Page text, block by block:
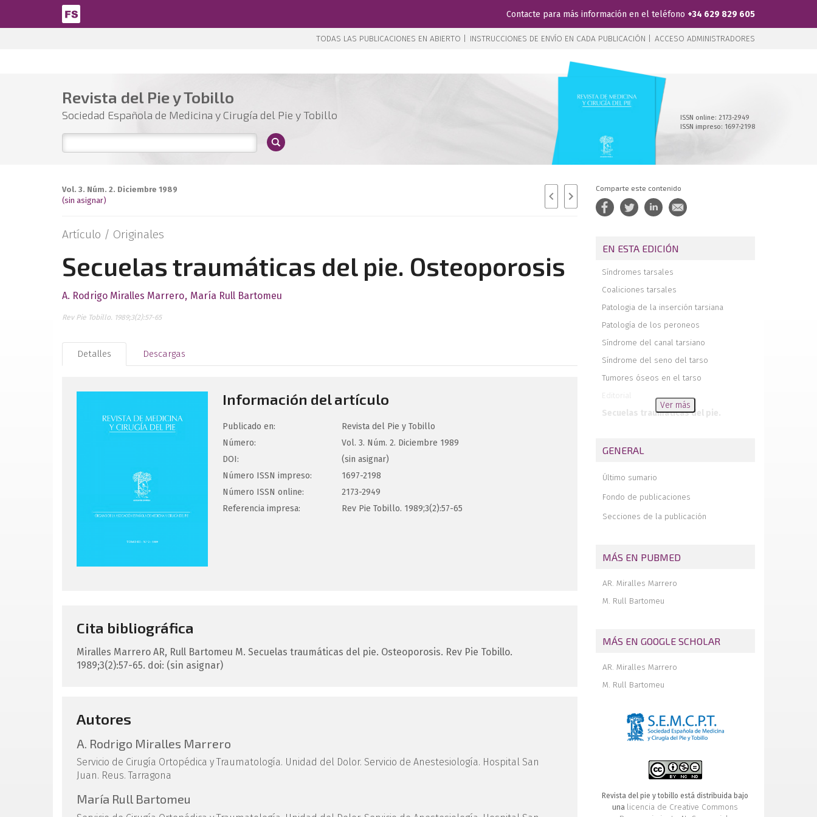
Pasar al contenido principal
Contacte para más información en el teléfono +34 629 829 605
TODAS LAS PUBLICACIONES EN ABIERTO | INSTRUCCIONES DE ENVÍO EN CADA PUBLICACIÓN | ACCESO ADMINISTRADORES
Revista del Pie y Tobillo
Sociedad Española de Medicina y Cirugía del Pie y Tobillo
ISSN online: 2173-2949
ISSN impreso: 1697-2198
Vol. 3. Núm. 2. Diciembre 1989
(sin asignar)
Artículo / Originales
Secuelas traumáticas del pie. Osteoporosis
A. Rodrigo Miralles Marrero María Rull Bartomeu
Rev Pie Tobillo. 1989;3(2):57-65
Detalles Descargas
Información del artículo
Publicado en:
Revista del Pie y Tobillo
Número:
Vol. 3. Núm. 2. Diciembre 1989
DOI:
(sin asignar)
Número ISSN impreso:
1697-2198
Número ISSN online:
2173-2949
Referencia impresa:
Rev Pie Tobillo. 1989;3(2):57-65
Cita bibliográfica
Miralles Marrero AR, Rull Bartomeu M. Secuelas traumáticas del pie. Osteoporosis. Rev Pie Tobillo.
1989;3(2):57-65. doi: (sin asignar)
Autores
A. Rodrigo Miralles Marrero
Servicio de Cirugía Ortopédica y Traumatología. Unidad del Dolor. Servicio de Anestesiología. Hospital San
Juan. Reus. Tarragona
María Rull Bartomeu
Comparte este contenido
EN ESTA EDICIÓN
Síndromes tarsales
Coaliciones tarsales
Patologia de la inserción tarsiana
Patología de los peroneos
Síndrome del canal tarsiano
Síndrome del seno del tarso
Tumores óseos en el tarso
Editorial
Secuelas traumáticas del pie.
radio del pie mediante la
basadas en los datos del baro-
Ver más
GENERAL
Último sumario
Fondo de publicaciones
Secciones de la publicación
MÁS EN PUBMED
AR. Miralles Marrero
M. Rull Bartomeu
MÁS EN GOOGLE SCHOLAR
AR. Miralles Marrero
M. Rull Bartomeu
Revista del pie y tobillo está distribuida bajo
una licencia de Creative Commons